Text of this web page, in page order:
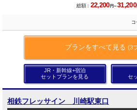
総額： 22,200円～31,200
プランをすべて見る (3
JR・新幹線+宿泊
セットプランを見る
セ
相鉄フレッサイン 川崎駅東口